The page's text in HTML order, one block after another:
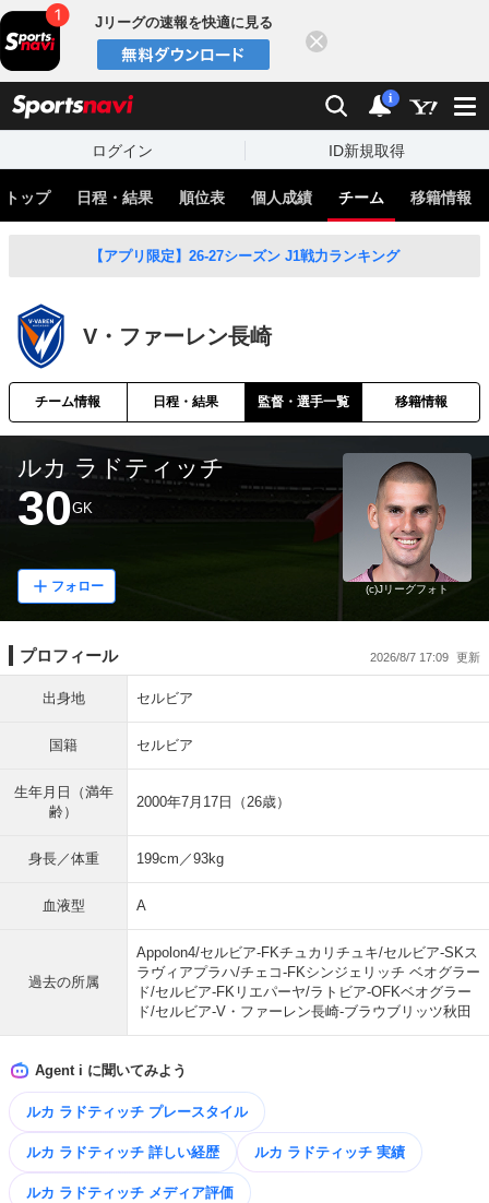
Jリーグの速報を快適に見る
検索 通知
i
ログイン ID新規取得
トップ 日程・結果 順位表 個人成績 チーム 移籍情報
【アプリ限定】26-27シーズン J1戦力ランキング
V・ファーレン長崎
チーム情報 日程・結果 監督・選手一覧 移籍情報
ルカ ラドティッチ
30GK
フォロー (c)Jリーグフォト
プロフィール 2026/8/7 17:09
出身地 セルビア
国籍 セルビア
生年月日（満年
齢）
2000年7月17日（26歳）
身長／体重 199cm／93kg
血液型 A
過去の所属
Appolon4/セルビア-FKチュカリチュキ/セルビア-SKス
ラヴィアプラハ/チェコ-FKシンジェリッチ ベオグラー
ド/セルビア-FKリエパーヤ/ラトビア-OFKベオグラー
ド/セルビア-V・ファーレン長崎-ブラウブリッツ秋田
Agent i に聞いてみよう
ルカ ラドティッチ プレースタイル
ルカ ラドティッチ 詳しい経歴 ルカ ラドティッチ 実績
ルカ ラドティッチ メディア評価